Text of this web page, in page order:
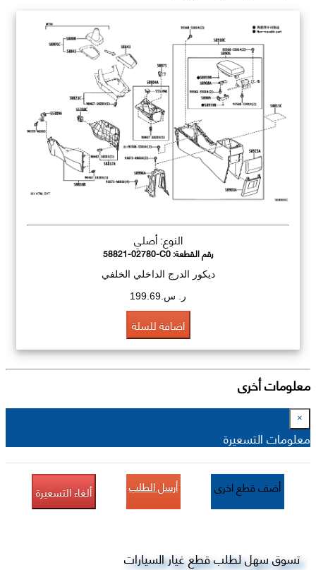
النوع: أصلي
رقم القطعة:58821-02780-C0
ديكور الدرج الداخلي الخلفي
ر. س.199.69
اضافة للسلة
معلومات أخرى
×
معلومات التسعيرة
أضف قطع اخرى أرسل الطلب ألغاء التسعيرة
تسوق سهل لطلب قطع غيار السيارات